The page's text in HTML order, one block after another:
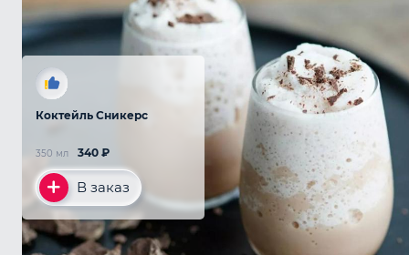
Коктейль Сникерс
340 ₽
350 мл
В заказ